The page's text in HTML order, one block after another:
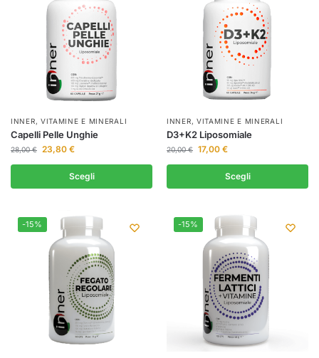
INNER, VITAMINE E MINERALI
Capelli Pelle Unghie
28,00€ 23,80 €
Scegli
INNER, VITAMINE E MINERALI
D3+K2 Liposomiale
20,00€ 17,00 €
Scegli
-15% -15%